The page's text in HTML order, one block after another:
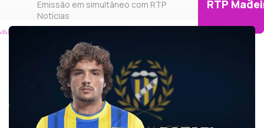
Emissão em simultâneo com RTP
Notícias
RTP